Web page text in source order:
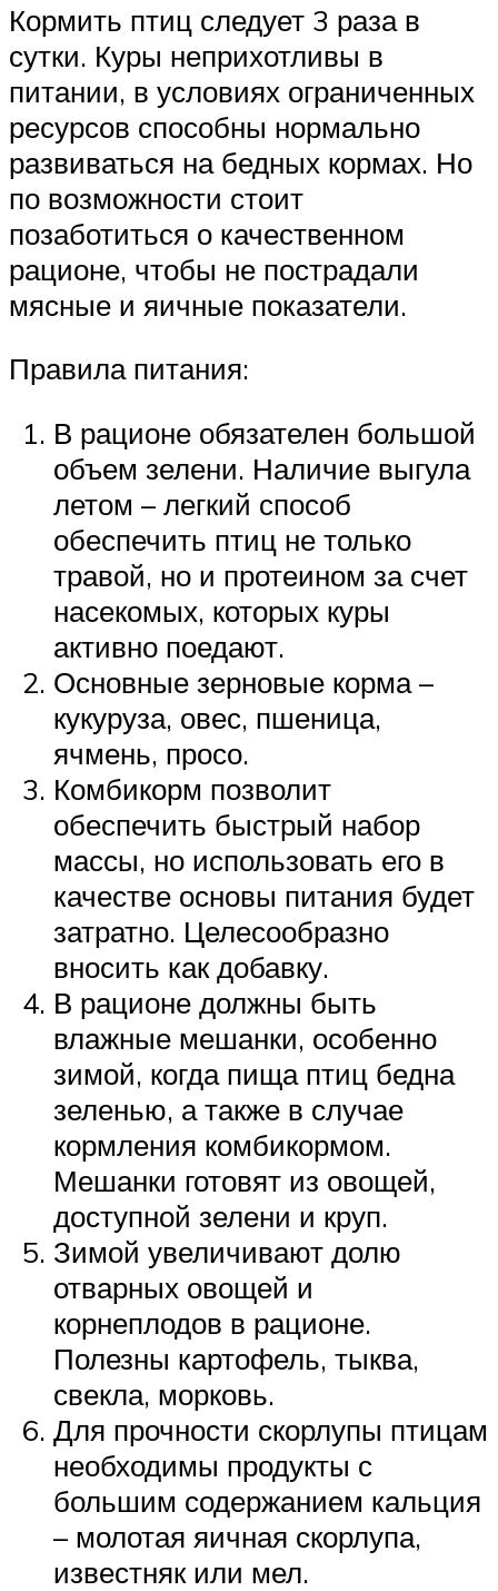
Кормить птиц следует 3 раза в
сутки. Куры неприхотливы в
питании, в условиях ограниченных
ресурсов способны нормально
развиваться на бедных кормах. Но
по возможности стоит
позаботиться о качественном
рационе, чтобы не пострадали
мясные и яичные показатели.
Правила питания:
В рационе обязателен большой
объем зелени. Наличие выгула
летом – легкий способ
обеспечить птиц не только
травой, но и протеином за счет
насекомых, которых куры
активно поедают.
Основные зерновые корма –
кукуруза, овес, пшеница,
ячмень, просо.
Комбикорм позволит
обеспечить быстрый набор
массы, но использовать его в
качестве основы питания будет
затратно. Целесообразно
вносить как добавку.
В рационе должны быть
влажные мешанки, особенно
зимой, когда пища птиц бедна
зеленью, а также в случае
кормления комбикормом.
Мешанки готовят из овощей,
доступной зелени и круп.
Зимой увеличивают долю
отварных овощей и
корнеплодов в рационе.
Полезны картофель, тыква,
свекла, морковь.
Для прочности скорлупы птицам
необходимы продукты с
большим содержанием кальция
– молотая яичная скорлупа,
известняк или мел.